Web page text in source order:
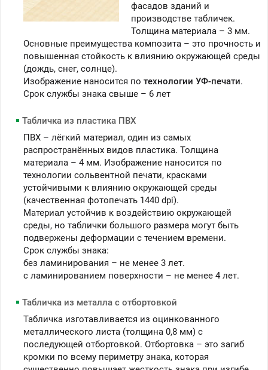
фасадов зданий и
производстве табличек.
Толщина материала – 3 мм.
Основные преимущества композита – это прочность и
повышенная стойкость к влиянию окружающей среды
(дождь, снег, солнце).
Изображение наносится по технологии УФ-печати.
Срок службы знака свыше – 6 лет
Табличка из пластика ПВХ
ПВХ – лёгкий материал, один из самых
распространённых видов пластика. Толщина
материала – 4 мм. Изображение наносится по
технологии сольвентной печати, красками
устойчивыми к влиянию окружающей среды
(качественная фотопечать 1440 dpi).
Материал устойчив к воздействию окружающей
среды, но таблички большого размера могут быть
подвержены деформации с течением времени.
Срок службы знака:
без ламинирования – не менее 3 лет.
c ламинированием поверхности – не менее 4 лет.
Табличка из металла с отбортовкой
Табличка изготавливается из оцинкованного
металлического листа (толщина 0,8 мм) с
последующей отбортовкой. Отбортовка – это загиб
кромки по всему периметру знака, которая